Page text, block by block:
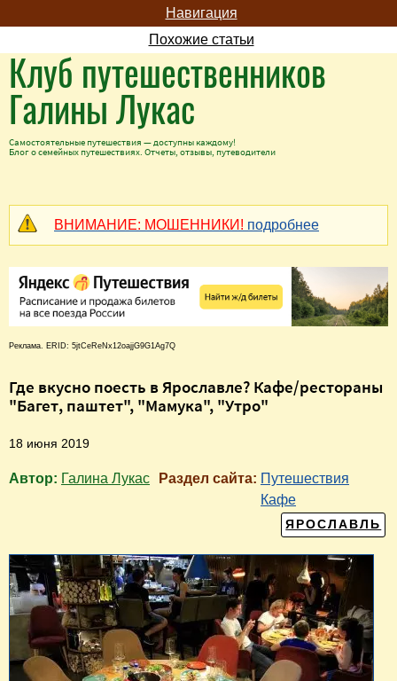
Навигация
Похожие статьи
Клуб путешественников
Галины Лукас
Самостоятельные путешествия — доступны каждому!
Блог о семейных путешествиях. Отчеты, отзывы, путеводители
ВНИМАНИЕ: МОШЕННИКИ! подробнее
Реклама. ERID: 5jtCeReNx12oajjG9G1Ag7Q
Где вкусно поесть в Ярославле? Кафе/рестораны
"Багет, паштет", "Мамука", "Утро"
18 июня 2019
Автор: Галина Лукас Раздел сайта: Путешествия
Кафе
ЯРОСЛАВЛЬ